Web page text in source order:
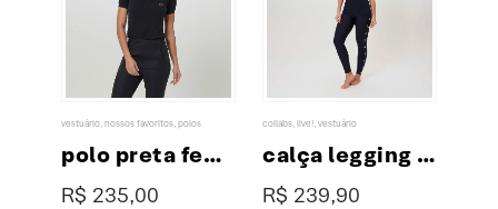
vestuário, nossos favoritos, polos
polo preta feminina premium
R$ 235,00
collabs, live!, vestuário
calça legging collab XP & LIVE!
R$ 239,90